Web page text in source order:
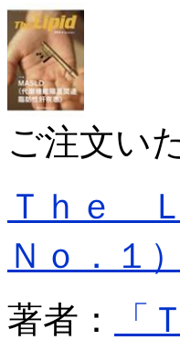
ご注文い
Ｔｈｅ
Ｎｏ．１）
著者：
「